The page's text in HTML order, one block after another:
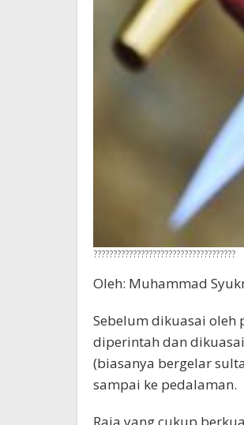
????????????????????????????????????
Oleh: Muhammad
Sebelum dikuasai oleh
diperintah dan
(biasanya bergelar
sampai ke pedalaman.